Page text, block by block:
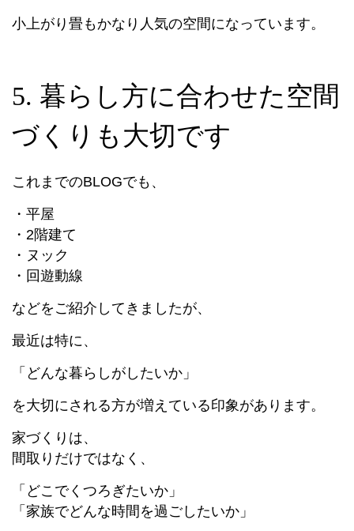
小上がり畳もかなり人気の空間になっています。
5. 暮らし方に合わせた空間
づくりも大切です
これまでのBLOGでも、
・平屋
・2階建て
・ヌック
・回遊動線
などをご紹介してきましたが、
最近は特に、
「どんな暮らしがしたいか」
を大切にされる方が増えている印象があります。
家づくりは、
間取りだけではなく、
「どこでくつろぎたいか」
「家族でどんな時間を過ごしたいか」